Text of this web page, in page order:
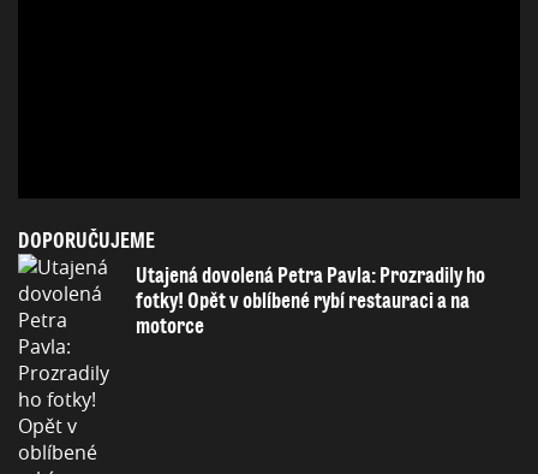
DOPORUČUJEME
Utajená dovolená Petra Pavla: Prozradily ho
fotky! Opět v oblíbené rybí restauraci a na
motorce